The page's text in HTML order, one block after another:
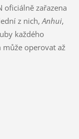
oficiálně zařazena
z nich, Anhui,
každého
může operovat až